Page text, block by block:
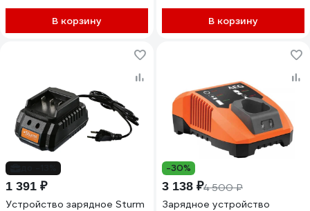
В корзину В корзину
1 391 ₽
Устройство зарядное Sturm
-30%
3 138 ₽4 500 ₽
Зарядное устройство